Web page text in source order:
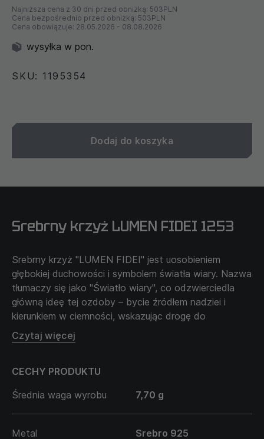
Najniższa cena z 30 dni przed obniżką: 503PLN
Cena bezpośrednio przed obniżką: 503PLN
Cena obowiązuje: 28.05.2026 - 08.08.2026
wysyłka w pon.
SKU: 1195354
Dodaj do koszyka
Srebrny krzyż LUMEN FIDEI 1253
Srebrny krzyż "LUMEN FIDEI" jest uosobieniem
głębokiej duchowości i symbolem światła wiary. Nazwa
tłumaczy się jako "Światło wiary", co odzwierciedla
główną ideę tej ozdoby – bycie źródłem nadziei i
kierunkiem w ciemności, wskazując drogę do
duchowego oświecenia i prawdy.
Podkreśla znaczenie duchowej drogi i osobistego
wyzwań. Noszenie "LUMEN FIDEI" może być
osobistym symbolem wiary, która oświetla drogę,
wzmacnia wiarę w siebie i prowadzi do wyższych
prawd. Ten krzyż jest idealny dla tych, którzy cenią
duchowość i dążą do głębszego związku z wiarą.
Czytaj więcej
CECHY PRODUKTU
Średnia waga wyrobu
7,70 g
Metal Srebro 925